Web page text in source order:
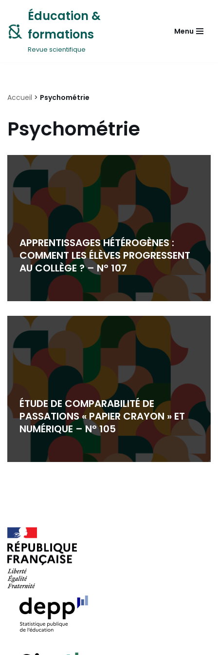
Aller
au
contenu
Éducation &
formations
Revue scientifique
Menu
Accueil > Psychométrie
Psychométrie
APPRENTISSAGES HÉTÉROGÈNES :
COMMENT LES ÉLÈVES PROGRESSENT
AU COLLÈGE ? – N° 107
ÉTUDE DE COMPARABILITÉ DE
PASSATIONS « PAPIER CRAYON » ET
NUMÉRIQUE – N° 105